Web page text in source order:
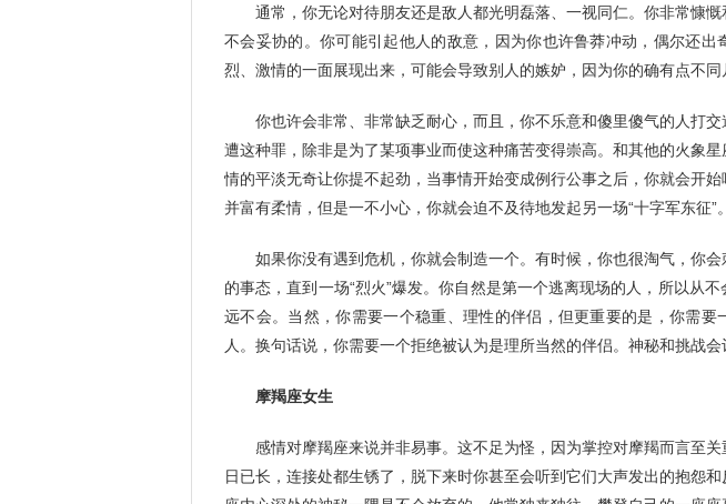
通常，你无论对待朋友还是敌人都光明磊落、一视同仁。你非常慷
不会妥协的。你可能引起他人的敌意，因为你也许鲁莽冲动，偶尔还出
烈、激情的一面展现出来，可能会导致别人的嫉妒，因为你的确有点不同
你也许会非常、非常缺乏耐心，而且，你不乐意和傻里傻气的人打
遭这种罪，除非是为了某项事业而使这种痛苦变得崇高。和其他的火象
情的平淡无奇让你提不起劲，当事情开始变成例行公事之后，你就会开始
并富有柔情，但是一不小心，你就会迫不及待地发起另一场“十字军东征”。
如果你没有遇到危机，你就会制造一个。有时候，你也很淘气，你
的事态，直到一场“烈火”爆发。你自然是第一个逃离现场的人，所以从
远不会。当然，你需要一个稳重、理性的伴侣，但更重要的是，你需要
人。换句话说，你需要一个拒绝被认为是理所当然的伴侣。神秘和挑战会
摩羯座女生
感情对摩羯座来说并非易事。这不足为怪，因为掌控对摩羯而言至
日已长，连接处都生锈了，脱下来时你甚至会听到它们大声发出的抱怨